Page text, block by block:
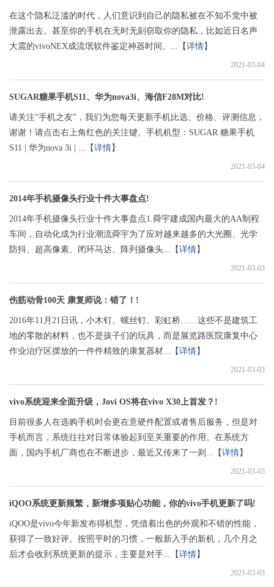
在这个隐私泛滥的时代，人们意识到自己的隐私被在不知不觉中被
泄露出去。甚至你的手机在无时无刻窃取你的隐私，比如近日名声
大震的vivoNEX成流氓软件鉴定神器时间。...【详情】
2021-03-04
SUGAR糖果手机S11、华为nova3i、海信F28M对比!
请关注“手机之友”，我们为您每天更新手机比选、价格、评测信息，
谢谢！请点击右上角红色的关注键。手机机型：SUGAR 糖果手机
S11 | 华为nova 3i | ...【详情】
2021-03-04
2014年手机摄像头行业十件大事盘点!
2014年手机摄像头行业十件大事盘点1.舜宇建成国内最大的AA制程
车间，自动化成为行业潮流舜宇为了应对越来越多的大光圈、光学
防抖、超高像素、闭环马达、阵列摄像头...【详情】
2021-03-03
伤筋动骨100天 康复师说：错了！!
2016年11月21日讯，小木钉、螺丝钉、彩虹桥……这些不是建筑工
地的零散的材料，也不是孩子们的玩具，而是展览路医院康复中心
作业治疗区摆放的一件件精致的康复器材...【详情】
2021-03-03
vivo系统迎来全面升级，Jovi OS将在vivo X30上首发？!
目前很多人在选购手机时会更在意硬件配置或者售后服务，但是对
手机而言，系统往往对日常体验起到至关重要的作用。在系统方
面，国内手机厂商也在不断进步，最近又传来了一则...【详情】
2021-03-03
iQOO系统更新频繁，新增多项贴心功能，你的vivo手机更新了吗!
iQOO是vivo今年新发布得机型，凭借着出色的外观和不错的性能，
获得了一致好评。按照平时的习惯，一般新入手的新机，几个月之
后才会收到系统更新的提示，主要是对手...【详情】
2021-03-03